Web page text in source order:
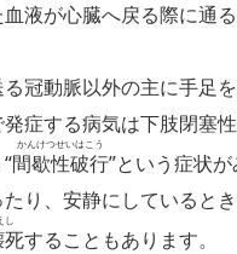
液が心臓へ戻る際に通
冠動脈以外の主に手足
症する病気は下肢閉塞
間歇性破行
かんけつせいはこう
”という症状
り、安静にしていると
死
し
することもあります。